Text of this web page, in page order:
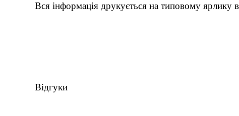
Вся інформація друкується на типовому ярлику
Відгуки